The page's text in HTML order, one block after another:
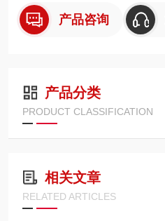
产品咨询
产品分类
PRODUCT CLASSIFICATION
相关文章
RELATED ARTICLES